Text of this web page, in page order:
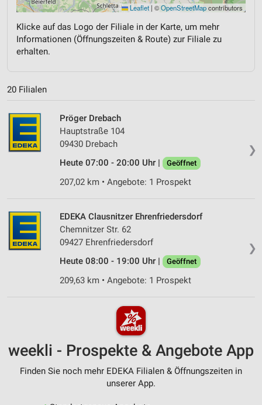
Leaflet | ©OpenStreetMapcontributors
Klicke auf das Logo der Filiale in der Karte, um mehr
Informationen (Öffnungszeiten & Route) zur Filiale zu
erhalten.
20 Filialen
❯
Pröger Drebach
Hauptstraße 104
09430 Drebach
Heute 07:00 - 20:00 Uhr |
Geöffnet
207,02 km • Angebote: 1 Prospekt
❯
EDEKA Clausnitzer Ehrenfriedersdorf
Chemnitzer Str. 62
09427 Ehrenfriedersdorf
Heute 08:00 - 19:00 Uhr |
Geöffnet
209,63 km • Angebote: 1 Prospekt
weekli - Prospekte & Angebote App
Finden Sie noch mehr EDEKA Filialen & Öffnungszeiten in
unserer App.